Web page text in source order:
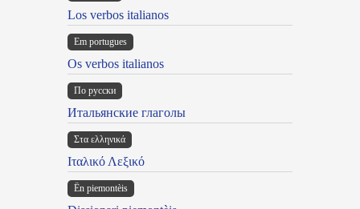
Los verbos italianos
Em portugues
Os verbos italianos
По русски
Итальянские глаголы
Στα ελληνικά
Ιταλικό Λεξικό
Ën piemontèis